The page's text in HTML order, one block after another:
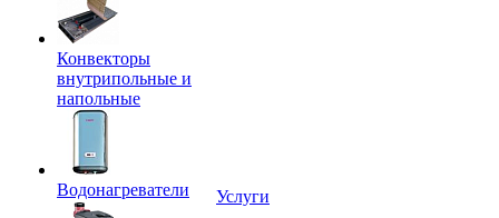
Конвекторы
внутрипольные и
напольные
Водонагреватели
Услуги